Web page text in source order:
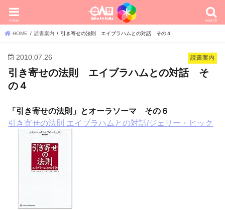
search
menu
HOME 読書案内 引き寄せの法則 エイブラハムとの対話 その４
読書案内
2010.07.26
引き寄せの法則 エイブラハムとの対話 そ
の４
「引き寄せの法則」とオーラソーマ その６
引き寄せの法則 エイブラハムとの対話/ジェリー・ヒック